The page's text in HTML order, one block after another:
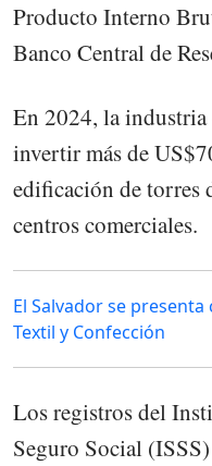
Producto Interno
Banco Central de
En 2024, la industria
invertir más de
edificación de torres
centros comerciales.
El Salvador se
Textil y Confección
Los registros del
Seguro Social